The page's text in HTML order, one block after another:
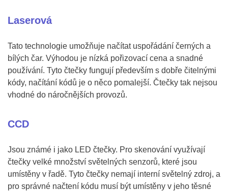
Laserová
Tato technologie umožňuje načítat uspořádání černých a
bílých čar. Výhodou je nízká pořizovací cena a snadné
používání. Tyto čtečky fungují především s dobře čitelnými
kódy, načítání kódů je o něco pomalejší. Čtečky tak nejsou
vhodné do náročnějších provozů.
CCD
Jsou známé i jako LED čtečky. Pro skenování využívají
čtečky velké množství světelných senzorů, které jsou
umístěny v řadě. Tyto čtečky nemají interní světelný zdroj, a
pro správné načtení kódu musí být umístěny v jeho těsné